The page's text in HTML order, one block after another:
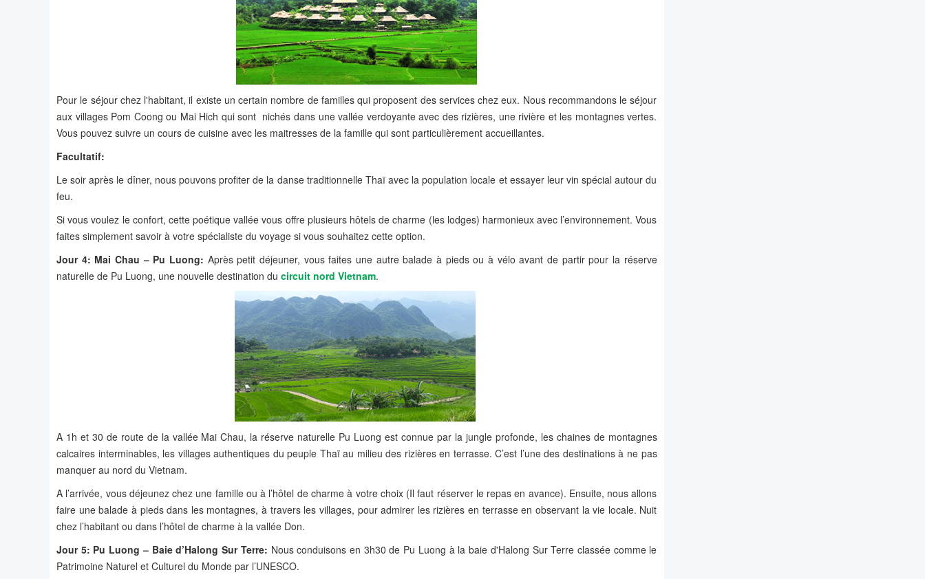
Pour le séjour chez l'habitant, il existe un certain nombre de familles qui proposent des services chez eux. Nous recommandons le séjour
aux villages Pom Coong ou Mai Hich qui sont nichés dans une vallée verdoyante avec des rizières, une rivière et les montagnes vertes.
Vous pouvez suivre un cours de cuisine avec les maitresses de la famille qui sont particulièrement accueillantes.
Facultatif:
Le soir après le dîner, nous pouvons profiter de la danse traditionnelle Thaï avec la population locale et essayer leur vin spécial autour du
feu.
Si vous voulez le confort, cette poétique vallée vous offre plusieurs hôtels de charme (les lodges) harmonieux avec l’environnement. Vous
faites simplement savoir à votre spécialiste du voyage si vous souhaitez cette option.
Jour 4: Mai Chau – Pu Luong: Après petit déjeuner, vous faites une autre balade à pieds ou à vélo avant de partir pour la réserve
naturelle de Pu Luong, une nouvelle destination du circuit nord Vietnam.
A 1h et 30 de route de la vallée Mai Chau, la réserve naturelle Pu Luong est connue par la jungle profonde, les chaines de montagnes
calcaires interminables, les villages authentiques du peuple Thaï au milieu des rizières en terrasse. C’est l’une des destinations à ne pas
manquer au nord du Vietnam.
A l’arrivée, vous déjeunez chez une famille ou à l’hôtel de charme à votre choix (Il faut réserver le repas en avance). Ensuite, nous allons
faire une balade à pieds dans les montagnes, à travers les villages, pour admirer les rizières en terrasse en observant la vie locale. Nuit
chez l’habitant ou dans l’hôtel de charme à la vallée Don.
Jour 5: Pu Luong – Baie d’Halong Sur Terre: Nous conduisons en 3h30 de Pu Luong à la baie d'Halong Sur Terre classée comme le
Patrimoine Naturel et Culturel du Monde par l’UNESCO.